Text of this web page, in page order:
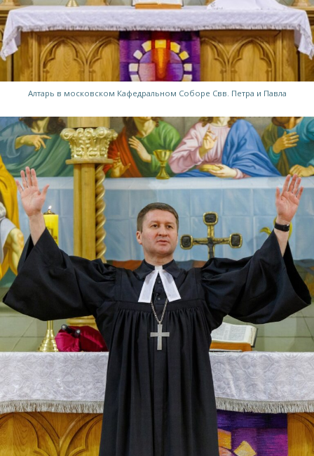
Алтарь в московском Кафедральном Соборе Свв. Петра и Павла